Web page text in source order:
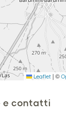
Leaflet | ©
e contatti